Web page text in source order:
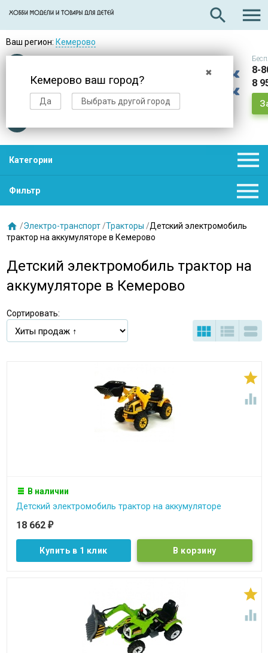
search 
Ваш регион: Кемерово
✖
Кемерово ваш город?
Да Выбрать другой город
Доставкав день заказа
8-
8
Категории 
Фильтр 
 /Электро-транспорт /Тракторы /Детский электромобиль
трактор на аккумуляторе в Кемерово
Детский электромобиль трактор на
аккумуляторе в Кемерово
Сортировать:
  


В наличии
Детский электромобиль трактор на аккумуляторе
18 662 ₽
Купить в 1 клик

